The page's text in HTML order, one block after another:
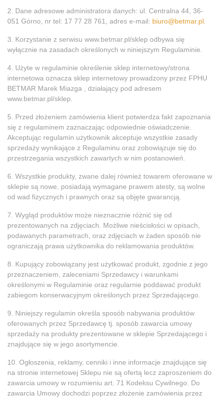
2. Dane adresowe administratora danych: ul. Centralna 44, 36-
051 Górno, nr tel: 17 77 28 761, adres e-mail: biuro@betmar.pl
3. Korzystanie z serwisu www.betmar.pl/sklep odbywa się
wyłącznie na zasadach określonych w niniejszym Regulaminie.
4. Użyte w regulaminie określenie sklep internetowy/strona
internetowa oznacza sklep internetowy prowadzony przez FPHU
BETMAR Marek Miazga , działający pod adresem
www.betmar.pl/sklep.
5. Przed złożeniem zamówienia klient potwierdza fakt zapoznania
się z regulaminem zaznaczając odpowiednie oświadczenie.
Akceptując regulamin użytkownik akceptuje wszystkie zasady
sprzedaży wynikające z Regulaminu oraz zobowiązuje się do
przestrzegania wszystkich zawartych w nim postanowień.
6. Wszystkie produkty, zwane dalej również towarem oferowane w
sklepie są nowe, posiadają wymagane prawem atesty, są wolne
od wad fizycznych i prawnych oraz są objęte gwarancją.
7. Wygląd produktów może nieznacznie różnić się od
prezentowanych na zdjęciach. Możliwe nieścisłości w opisach,
podawanych parametrach, oraz zdjęciach w żaden sposób nie
ograniczają prawa użytkownika do reklamowania produktów.
8. Kupujący zobowiązany jest użytkować produkt, zgodnie z jego
przeznaczeniem, zaleceniami Sprzedawcy i warunkami
określonymi w Regulaminie oraz regularnie poddawać produkt
zabiegom konserwacyjnym określonych przez Sprzedającego.
9. Niniejszy regulamin określa sposób nabywania produktów
oferowanych przez Sprzedawcę tj. sposób zawarcia umowy
sprzedaży na produkty prezentowane w sklepie Sprzedającego i
znajdujące się w jego asortymencie.
10. Ogłoszenia, reklamy, cenniki i inne informacje znajdujące się
na stronie internetowej Sklepu nie są ofertą lecz zaproszeniem do
zawarcia umowy w rozumieniu art. 71 Kodeksu Cywilnego. Do
zawarcia Umowy dochodzi poprzez złożenie zamówienia przez